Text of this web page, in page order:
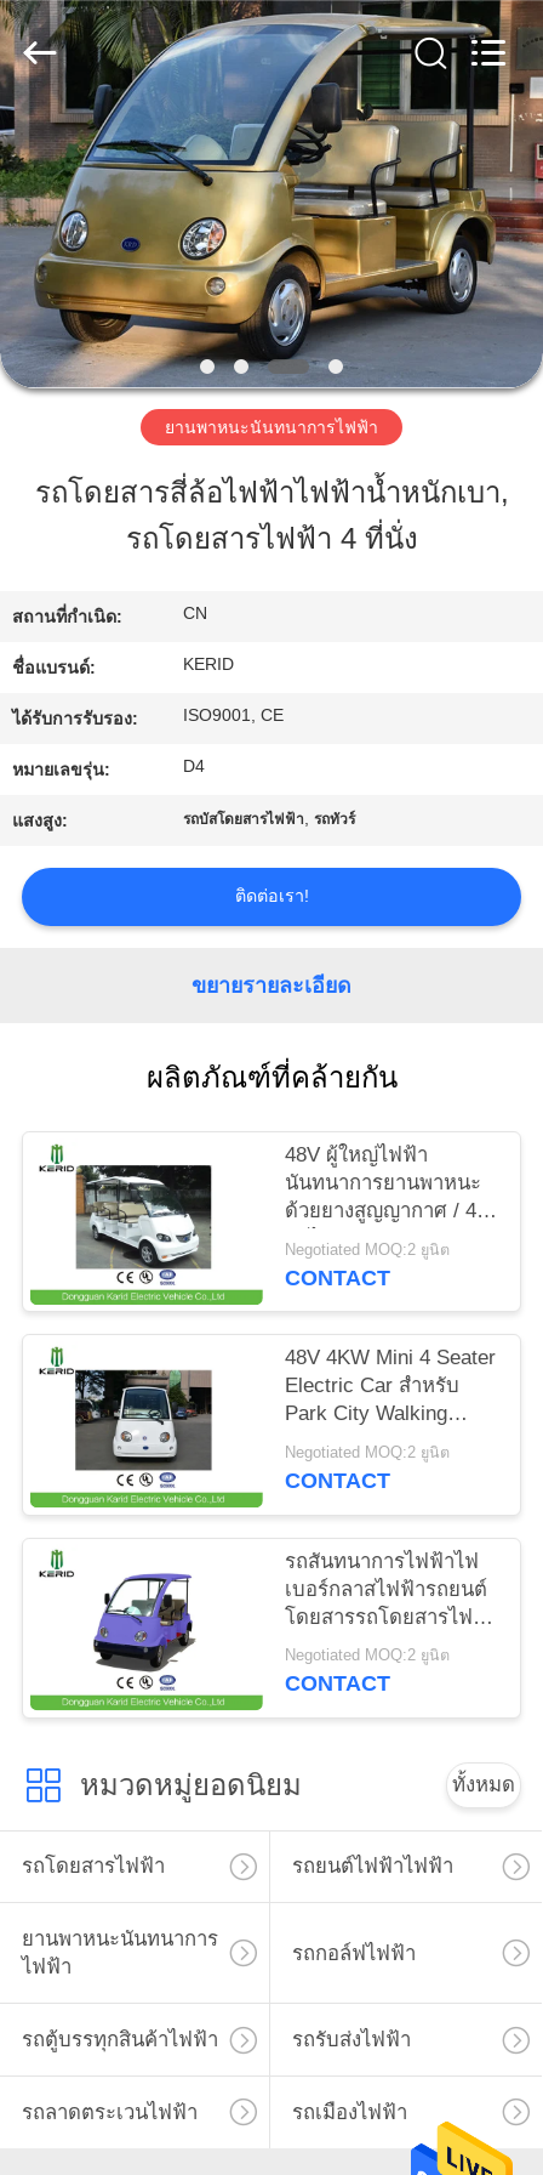
บ้าน
สินค้า
วิดีโอ
ทัวร์
โรงงาน
การ
ควบคุม
คุณภาพ
แผนผัง
เว็บไซต์
นโยบาย
ความ
ตัว
Vehicle
Co,Ltd.
All
Rights
Reserved.
Developed
ECER
ยานพาหนะนันทนาการไฟฟ้า
รถโดยสารสี่ล้อไฟฟ้าไฟฟ้าน้ำหนักเบา,
รถโดยสารไฟฟ้า 4 ที่นั่ง
สถานที่กำเนิด: CN
ชื่อแบรนด์: KERID
ได้รับการรับรอง: ISO9001, CE
หมายเลขรุ่น: D4
แสงสูง: รถบัสโดยสารไฟฟ้า,รถทัวร์
ติดต่อเรา!
ขยายรายละเอียด
ผลิตภัณฑ์ที่คล้ายกัน
48V ผู้ใหญ่ไฟฟ้า
นันทนาการยานพาหนะ
ด้วยยางสูญญากาศ / 4
ล้อไฟฟ้ารถ
Negotiated MOQ:2 ยูนิต
CONTACT
48V 4KW Mini 4 Seater
Electric Car สำหรับ
Park City Walking
Street
Negotiated MOQ:2 ยูนิต
CONTACT
รถสันทนาการไฟฟ้าไฟ
เบอร์กลาสไฟฟ้ารถยนต์
โดยสารรถโดยสารไฟฟ้า
48V
Negotiated MOQ:2 ยูนิต
CONTACT
หมวดหมู่ยอดนิยม ทั้งหมด
รถโดยสารไฟฟ้า รถยนต์ไฟฟ้าไฟฟ้า
ยานพาหนะนันทนาการ
ไฟฟ้า
รถกอล์ฟไฟฟ้า
รถตู้บรรทุกสินค้าไฟฟ้า รถรับส่งไฟฟ้า
รถลาดตระเวนไฟฟ้า รถเมืองไฟฟ้า